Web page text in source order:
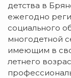
детства в
ежегодно
социального
многодетной
имеющим в
летнего